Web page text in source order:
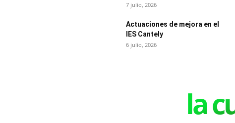
7 julio, 2026
Actuaciones de mejora en el
IES Cantely
6 julio, 2026
la